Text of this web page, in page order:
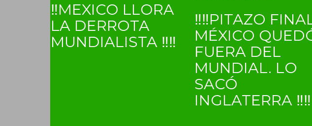
‼MEXICO LLORA
LA DERROTA
MUNDIALISTA ‼‼
‼‼PITAZO
MÉXICO
FUERA DEL
MUNDIAL. LO
SACÓ
INGLATERRA ‼‼